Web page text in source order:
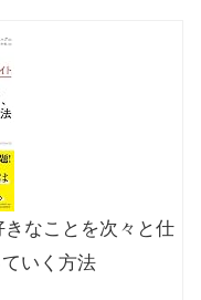
なことを次々と仕
いく方法